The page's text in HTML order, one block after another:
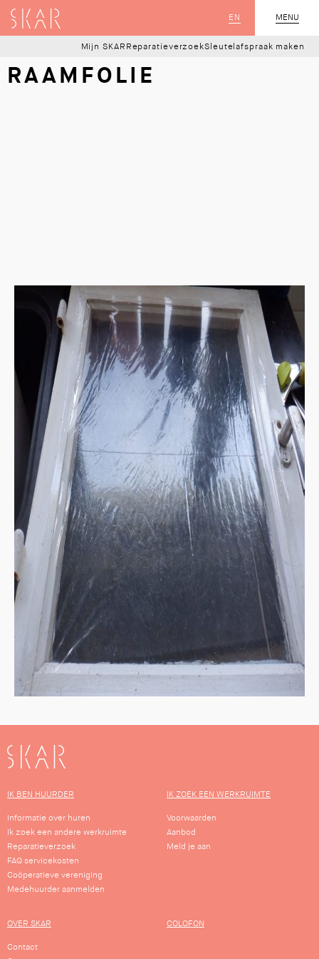
MENU
SLUIT
EN
SKAR
Mijn SKAR ReparatieverzoekSleutelafspraak maken
RAAMFOLIE
SKAR
IK BEN HUURDER
Informatie over huren
Ik zoek een andere werkruimte
Reparatieverzoek
FAQ servicekosten
Coöperatieve vereniging
Medehuurder aanmelden
IK ZOEK EEN WERKRUIMTE
Voorwaarden
Aanbod
Meld je aan
OVER SKAR
Contact
COLOFON